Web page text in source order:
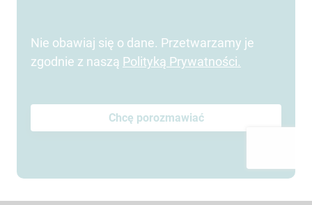
Nie obawiaj się o dane. Przetwarzamy je
zgodnie z naszą Polityką Prywatności.